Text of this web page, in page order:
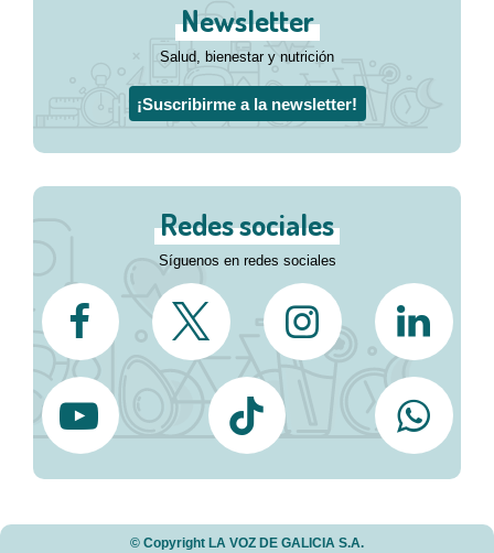
Newsletter
Salud, bienestar y nutrición
¡Suscribirme a la newsletter!
Redes sociales
Síguenos en redes sociales
© Copyright LA VOZ DE GALICIA S.A.